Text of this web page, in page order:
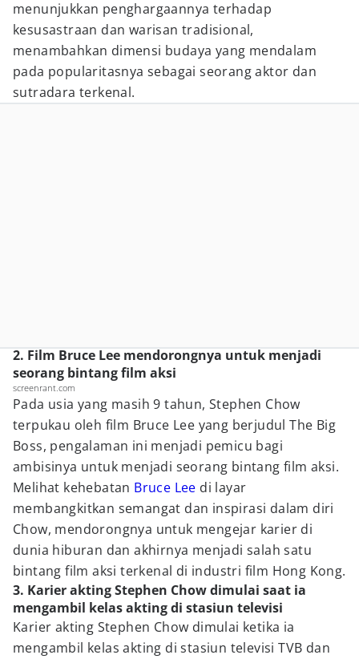
menunjukkan penghargaannya terhadap
kesusastraan dan warisan tradisional,
menambahkan dimensi budaya yang mendalam
pada popularitasnya sebagai seorang aktor dan
sutradara terkenal.
2. Film Bruce Lee mendorongnya untuk menjadi
seorang bintang film aksi
screenrant.com
Pada usia yang masih 9 tahun, Stephen Chow
terpukau oleh film Bruce Lee yang berjudul The Big
Boss, pengalaman ini menjadi pemicu bagi
ambisinya untuk menjadi seorang bintang film aksi.
Melihat kehebatan Bruce Lee di layar
membangkitkan semangat dan inspirasi dalam diri
Chow, mendorongnya untuk mengejar karier di
dunia hiburan dan akhirnya menjadi salah satu
bintang film aksi terkenal di industri film Hong Kong.
3. Karier akting Stephen Chow dimulai saat ia
mengambil kelas akting di stasiun televisi
Karier akting Stephen Chow dimulai ketika ia
mengambil kelas akting di stasiun televisi TVB dan